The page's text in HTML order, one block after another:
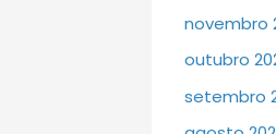
novembro
outubro
setembro